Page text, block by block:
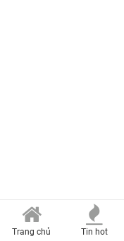
Trang chủ Tin hot